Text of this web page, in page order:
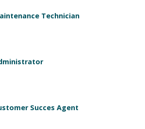
Technician
Succes Agent